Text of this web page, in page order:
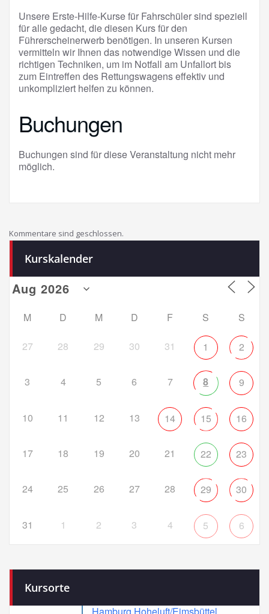
Unsere Erste-Hilfe-Kurse für Fahrschüler sind speziell
für alle gedacht, die diesen Kurs für den
Führerscheinerwerb benötigen. In unseren Kursen
vermitteln wir Ihnen das notwendige Wissen und die
richtigen Techniken, um im Notfall am Unfallort bis
zum Eintreffen des Rettungswagens effektiv und
unkompliziert helfen zu können.
Buchungen
Buchungen sind für diese Veranstaltung nicht mehr
möglich.
Kommentare sind geschlossen.
Kurskalender
M D M D F S S
27 28 29 30 31 1 2
3 4 5 6 7 8 9
10 11 12 13 14 15 16
17 18 19 20 21 22 23
24 25 26 27 28 29 30
31 1 2 3 4 5 6
Kursorte
Hamburg Hoheluft/Eimsbüttel